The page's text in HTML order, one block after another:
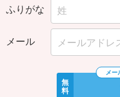
ふりがな
メール
無
料